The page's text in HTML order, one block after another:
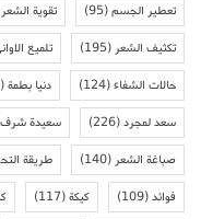
تعطير الجسم(95) تقوية الشعر
تكثيف الشعر(195) تلميع
حالات الشفاء(124) دنيا بطمة(761)
سعد لمجرد(226) سعيدة شرف
صباغة الشعر(140) طريقة
فوائد(109) كيكة(117)